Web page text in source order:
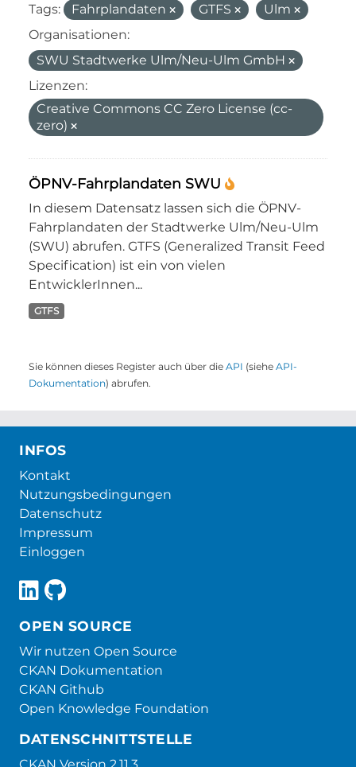
Tags: Fahrplandaten GTFS
Ulm
Organisationen:
SWU Stadtwerke Ulm/Neu-Ulm GmbH
Lizenzen:
Creative Commons CC Zero License (cc-
zero)
ÖPNV-Fahrplandaten SWU
In diesem Datensatz lassen sich die ÖPNV-
Fahrplandaten der Stadtwerke Ulm/Neu-Ulm
(SWU) abrufen. GTFS (Generalized Transit Feed
Specification) ist ein von vielen
EntwicklerInnen...
GTFS
Sie können dieses Register auch über die API (siehe API-
Dokumentation) abrufen.
INFOS
Kontakt
Nutzungsbedingungen
Datenschutz
Impressum
Einloggen
OPEN SOURCE
Wir nutzen Open Source
CKAN Dokumentation
CKAN Github
Open Knowledge Foundation
DATENSCHNITTSTELLE